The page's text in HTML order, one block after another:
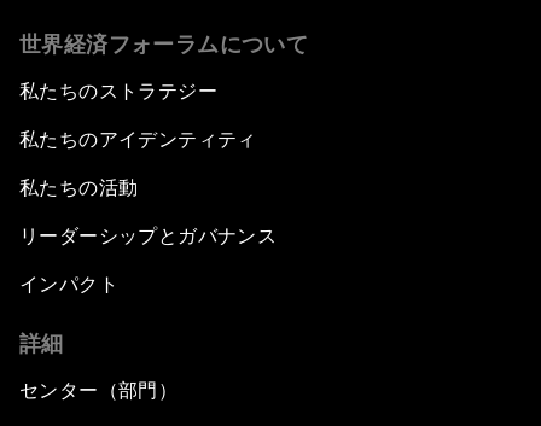
世界経済フォーラムについて
私たちのストラテジー
私たちのアイデンティティ
私たちの活動
リーダーシップとガバナンス
インパクト
詳細
センター（部門）